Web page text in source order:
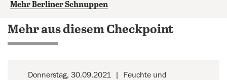
Mehr Berliner Schnuppen
Mehr aus diesem Checkpoint
Donnerstag, 30.09.2021
Feuchte und